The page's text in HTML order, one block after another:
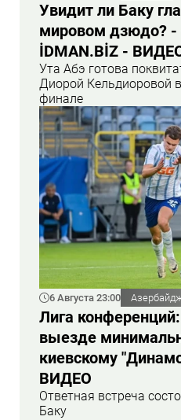
Увидит ли Баку
мировом дзюдо?
İDMAN.BİZ -
Ута Абэ готова
Диорой Кельдиоровой
финале
6 Августа 23:00
Лига
выезде
киевскому
ВИДЕО
Ответная встреча
Баку